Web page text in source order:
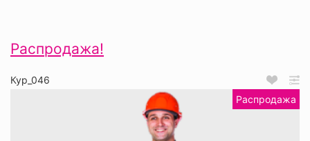
Распродажа!
Кур_046
Распродажа